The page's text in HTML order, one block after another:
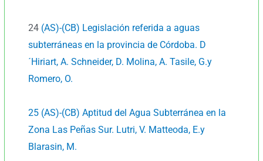
24 (AS)-(CB) Legislación referida a aguas
subterráneas en la provincia de Córdoba. D
´Hiriart, A. Schneider, D. Molina, A. Tasile, G.y
Romero, O.
25 (AS)-(CB) Aptitud del Agua Subterránea en la
Zona Las Peñas Sur. Lutri, V. Matteoda, E.y
Blarasin, M.